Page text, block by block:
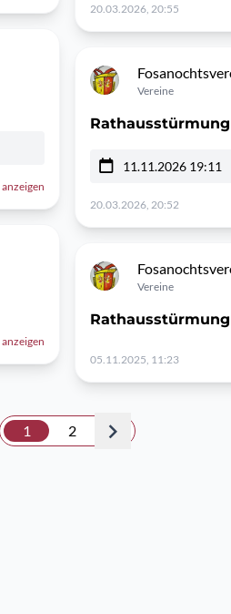
20.03.2026, 20:55
Vereine
Rathausstürmung
11.11.2026 19:11
20.03.2026, 20:52
Vereine
Rathausstürmung
05.11.2025, 11:23
1 2